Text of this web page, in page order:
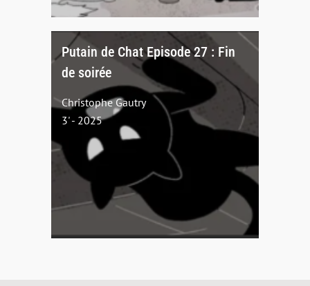
Putain de Chat Episode 27 : Fin
de soirée
Christophe Gautry
3' - 2025